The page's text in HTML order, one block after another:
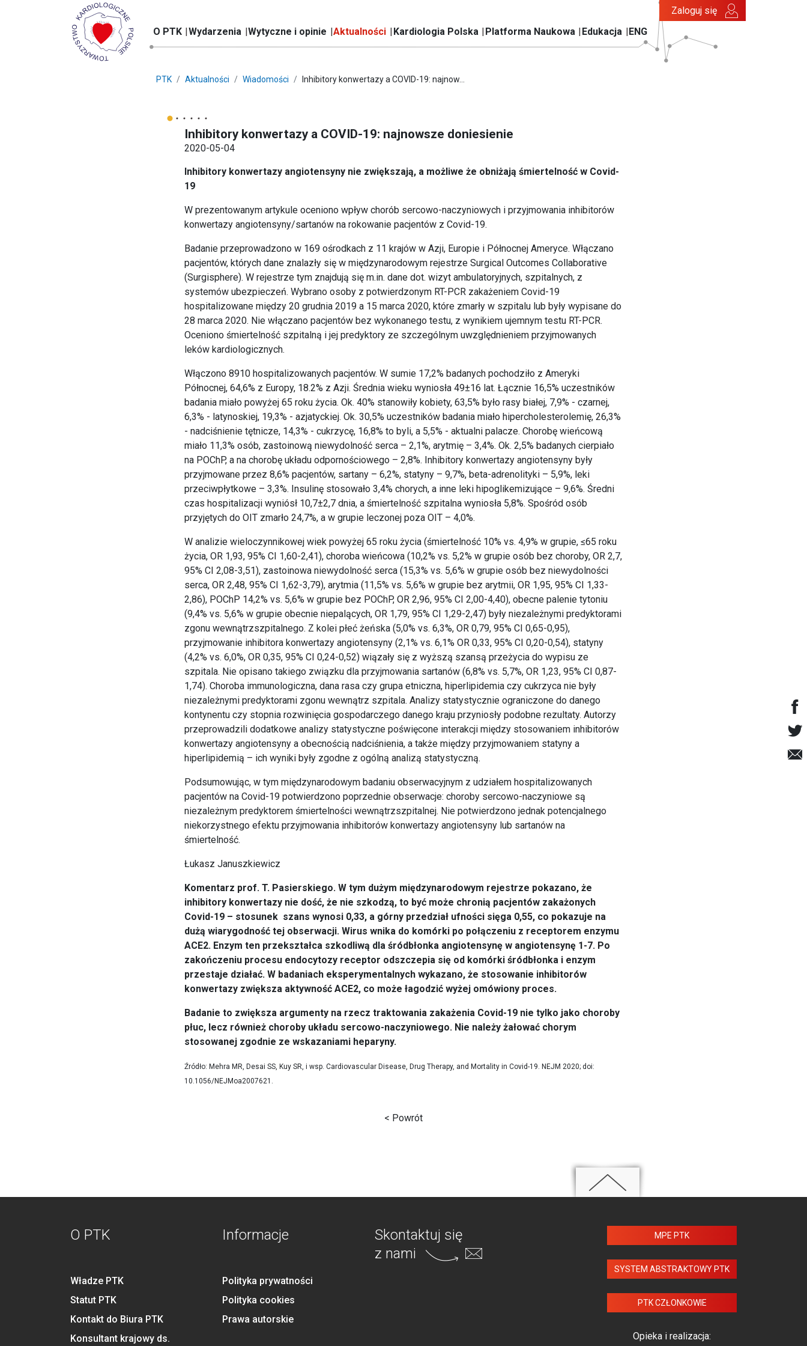
O PTK Wydarzenia Wytyczne i opinie Aktualności Kardiologia Polska Platforma Naukowa Edukacja ENG
Zaloguj się
PTK Aktualności Wiadomości Inhibitory konwertazy a COVID-19: najnow...
Inhibitory konwertazy a COVID-19: najnowsze doniesienie
2020-05-04
Inhibitory konwertazy angiotensyny nie zwiększają, a możliwe że obniżają śmiertelność w Covid-
19
W prezentowanym artykule oceniono wpływ chorób sercowo-naczyniowych i przyjmowania inhibitorów
konwertazy angiotensyny/sartanów na rokowanie pacjentów z Covid-19.
Badanie przeprowadzono w 169 ośrodkach z 11 krajów w Azji, Europie i Północnej Ameryce. Włączano
pacjentów, których dane znalazły się w międzynarodowym rejestrze Surgical Outcomes Collaborative
(Surgisphere). W rejestrze tym znajdują się m.in. dane dot. wizyt ambulatoryjnych, szpitalnych, z
systemów ubezpieczeń. Wybrano osoby z potwierdzonym RT-PCR zakażeniem Covid-19
hospitalizowane między 20 grudnia 2019 a 15 marca 2020, które zmarły w szpitalu lub były wypisane do
28 marca 2020. Nie włączano pacjentów bez wykonanego testu, z wynikiem ujemnym testu RT-PCR.
Oceniono śmiertelność szpitalną i jej predyktory ze szczególnym uwzględnieniem przyjmowanych
leków kardiologicznych.
Włączono 8910 hospitalizowanych pacjentów. W sumie 17,2% badanych pochodziło z Ameryki
Północnej, 64,6% z Europy, 18.2% z Azji. Średnia wieku wyniosła 49±16 lat. Łącznie 16,5% uczestników
badania miało powyżej 65 roku życia. Ok. 40% stanowiły kobiety, 63,5% było rasy białej, 7,9% - czarnej,
6,3% - latynoskiej, 19,3% - azjatyckiej. Ok. 30,5% uczestników badania miało hipercholesterolemię, 26,3%
- nadciśnienie tętnicze, 14,3% - cukrzycę, 16,8% to byli, a 5,5% - aktualni palacze. Chorobę wieńcową
miało 11,3% osób, zastoinową niewydolność serca – 2,1%, arytmię – 3,4%. Ok. 2,5% badanych cierpiało
na POChP, a na chorobę układu odpornościowego – 2,8%. Inhibitory konwertazy angiotensyny były
przyjmowane przez 8,6% pacjentów, sartany – 6,2%, statyny – 9,7%, beta-adrenolityki – 5,9%, leki
przeciwpłytkowe – 3,3%. Insulinę stosowało 3,4% chorych, a inne leki hipoglikemizujące – 9,6%. Średni
czas hospitalizacji wyniósł 10,7±2,7 dnia, a śmiertelność szpitalna wyniosła 5,8%. Spośród osób
przyjętych do OIT zmarło 24,7%, a w grupie leczonej poza OIT – 4,0%.
W analizie wieloczynnikowej wiek powyżej 65 roku życia (śmiertelność 10% vs. 4,9% w grupie, ≤65 roku
życia, OR 1,93, 95% CI 1,60-2,41), choroba wieńcowa (10,2% vs. 5,2% w grupie osób bez choroby, OR 2,7,
95% CI 2,08-3,51), zastoinowa niewydolność serca (15,3% vs. 5,6% w grupie osób bez niewydolności
serca, OR 2,48, 95% CI 1,62-3,79), arytmia (11,5% vs. 5,6% w grupie bez arytmii, OR 1,95, 95% CI 1,33-
2,86), POChP 14,2% vs. 5,6% w grupie bez POChP, OR 2,96, 95% CI 2,00-4,40), obecne palenie tytoniu
(9,4% vs. 5,6% w grupie obecnie niepalących, OR 1,79, 95% CI 1,29-2,47) były niezależnymi predyktorami
zgonu wewnątrzszpitalnego. Z kolei płeć żeńska (5,0% vs. 6,3%, OR 0,79, 95% CI 0,65-0,95),
przyjmowanie inhibitora konwertazy angiotensyny (2,1% vs. 6,1% OR 0,33, 95% CI 0,20-0,54), statyny
(4,2% vs. 6,0%, OR 0,35, 95% CI 0,24-0,52) wiązały się z wyższą szansą przeżycia do wypisu ze
szpitala. Nie opisano takiego związku dla przyjmowania sartanów (6,8% vs. 5,7%, OR 1,23, 95% CI 0,87-
1,74). Choroba immunologiczna, dana rasa czy grupa etniczna, hiperlipidemia czy cukrzyca nie były
niezależnymi predyktorami zgonu wewnątrz szpitala. Analizy statystycznie ograniczone do danego
kontynentu czy stopnia rozwinięcia gospodarczego danego kraju przyniosły podobne rezultaty. Autorzy
przeprowadzili dodatkowe analizy statystyczne poświęcone interakcji między stosowaniem inhibitorów
konwertazy angiotensyny a obecnością nadciśnienia, a także między przyjmowaniem statyny a
hiperlipidemią – ich wyniki były zgodne z ogólną analizą statystyczną.
Podsumowując, w tym międzynarodowym badaniu obserwacyjnym z udziałem hospitalizowanych
pacjentów na Covid-19 potwierdzono poprzednie obserwacje: choroby sercowo-naczyniowe są
niezależnym predyktorem śmiertelności wewnątrzszpitalnej. Nie potwierdzono jednak potencjalnego
niekorzystnego efektu przyjmowania inhibitorów konwertazy angiotensyny lub sartanów na
śmiertelność.
Łukasz Januszkiewicz
Komentarz prof. T. Pasierskiego. W tym dużym międzynarodowym rejestrze pokazano, że
inhibitory konwertazy nie dość, że nie szkodzą, to być może chronią pacjentów zakażonych
Covid-19 – stosunek szans wynosi 0,33, a górny przedział ufności sięga 0,55, co pokazuje na
dużą wiarygodność tej obserwacji. Wirus wnika do komórki po połączeniu z receptorem enzymu
ACE2. Enzym ten przekształca szkodliwą dla śródbłonka angiotensynę w angiotensynę 1-7. Po
zakończeniu procesu endocytozy receptor odszczepia się od komórki śródbłonka i enzym
przestaje działać. W badaniach eksperymentalnych wykazano, że stosowanie inhibitorów
konwertazy zwiększa aktywność ACE2, co może łagodzić wyżej omówiony proces.
Badanie to zwiększa argumenty na rzecz traktowania zakażenia Covid-19 nie tylko jako choroby
płuc, lecz również choroby układu sercowo-naczyniowego. Nie należy żałować chorym
stosowanej zgodnie ze wskazaniami heparyny.
Źródło: Mehra MR, Desai SS, Kuy SR, i wsp. Cardiovascular Disease, Drug Therapy, and Mortality in Covid-19. NEJM 2020; doi:
10.1056/NEJMoa2007621.
< Powrót
O PTK
Władze PTK
Statut PTK
Kontakt do Biura PTK
Konsultant krajowy ds.
Informacje
Polityka prywatności
Polityka cookies
Prawa autorskie
Skontaktuj się
z nami
MPE PTK
SYSTEM ABSTRAKTOWY PTK
PTK CZŁONKOWIE
Opieka i realizacja: